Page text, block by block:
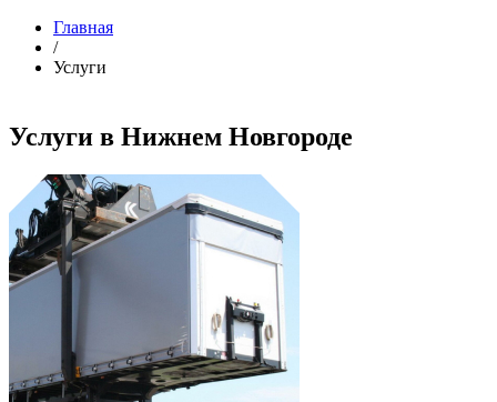
Главная
/
Услуги
Услуги в Нижнем Новгороде